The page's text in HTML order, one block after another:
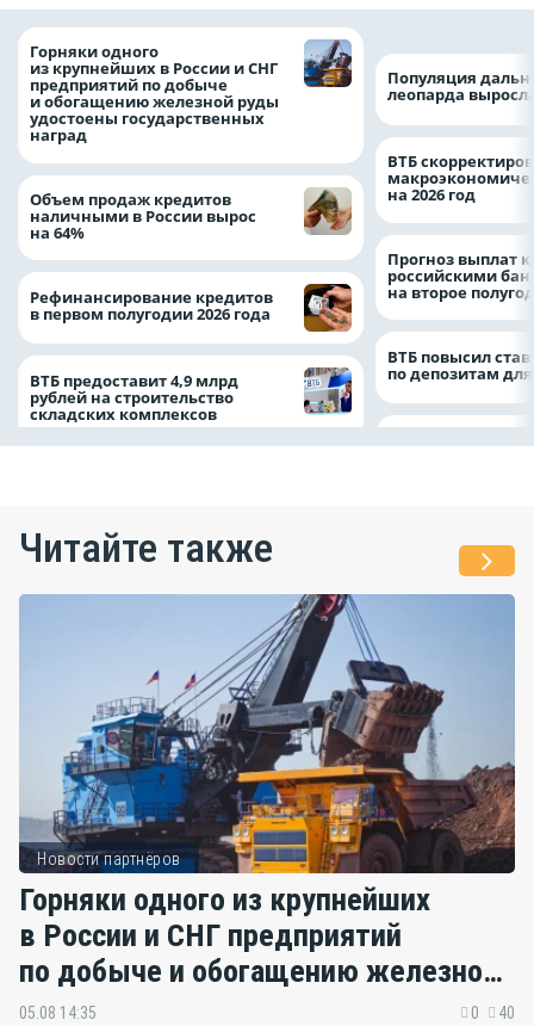
Горняки одного
из крупнейших в России и СНГ
предприятий по добыче
и обогащению железной руды
удостоены государственных
наград
Объем продаж кредитов
наличными в России вырос
на 64%
Рефинансирование кредитов
в первом полугодии 2026 года
ВТБ предоставит 4,9 млрд
рублей на строительство
складских комплексов
Популяция
леопарда
ВТБ
на 2026 год
Прогноз выплат
российскими
на второе
ВТБ повысил
по депозитам
Читайте также
Новости партнёров
Горняки одного из крупнейших
в России и СНГ предприятий
по добыче и обогащению железной
руды удостоены государственных
05.08 14:35 0 40